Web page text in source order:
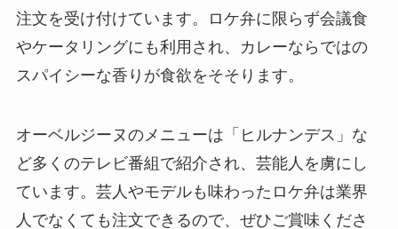
注文を受け付けています。ロケ弁に限らず会議食
やケータリングにも利用され、カレーならではの
スパイシーな香りが食欲をそそります。
オーベルジーヌのメニューは「ヒルナンデス」な
ど多くのテレビ番組で紹介され、芸能人を虜にし
ています。芸人やモデルも味わったロケ弁は業界
人でなくても注文できるので、ぜひご賞味くださ